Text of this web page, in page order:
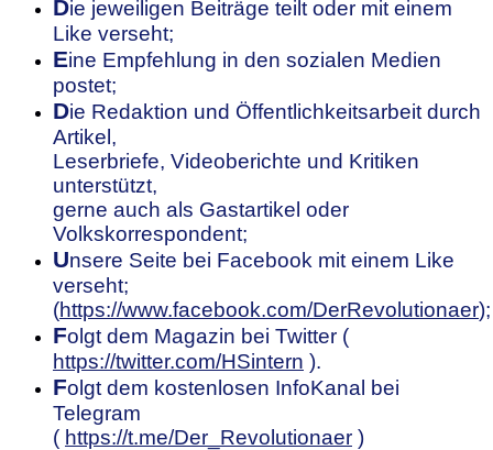
Die jeweiligen Beiträge teilt oder mit einem
Like verseht;
Eine Empfehlung in den sozialen Medien
postet;
Die Redaktion und Öffentlichkeitsarbeit durch
Artikel,
Leserbriefe, Videoberichte und Kritiken
unterstützt,
gerne auch als Gastartikel oder
Volkskorrespondent;
Unsere Seite bei Facebook mit einem Like
verseht;
(https://www.facebook.com/DerRevolutionaer);
Folgt dem Magazin bei Twitter (
https://twitter.com/HSintern ).
Folgt dem kostenlosen InfoKanal bei
Telegram
( https://t.me/Der_Revolutionaer )